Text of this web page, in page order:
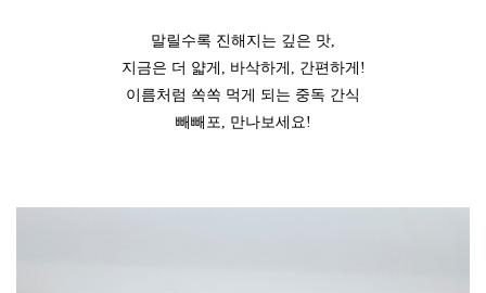
말릴수록 진해지는 깊은 맛,
지금은 더 얇게, 바삭하게, 간편하게!
이름처럼 쏙쏙 먹게 되는 중독 간식
빼빼포, 만나보세요!